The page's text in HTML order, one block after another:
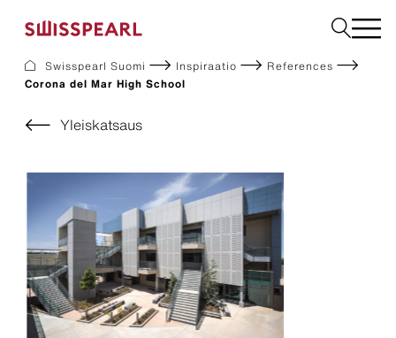
Meistä
Palvelut
Inspiraatio
Kestävä kehitys
Julkisivulevyt
Rakennuslevyt
Sisätilalevyt
Swisspearl Suomi Inspiraatio
References
Corona del Mar High School
Yleiskatsaus